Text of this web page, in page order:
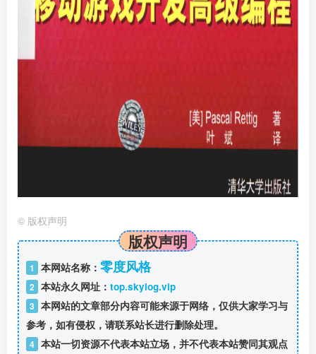
© 版权声明
版权声明
1 本网站名称： 零度风格
2 本站永久网址： top.skylog.vip
3 本网站的文章部分内容可能来源于网络，仅供大家学习与
参考，如有侵权，请联系站长进行删除处理。
4 本站一切资源不代表本站立场，并不代表本站赞同其观点